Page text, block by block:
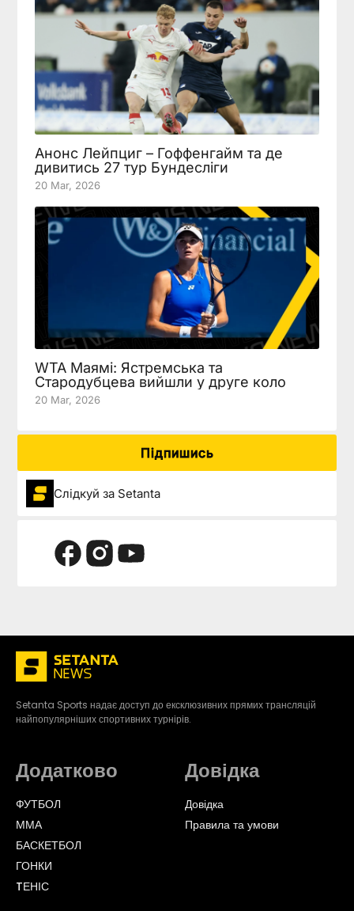
Анонс Лейпциг – Гоффенгайм та де
дивитись 27 тур Бундесліги
20 Mar, 2026
WTA Маямі: Ястремська та
Стародубцева вийшли у друге коло
20 Mar, 2026
Підпишись
Слідкуй за Setanta
Setanta Sports надає доступ до ексклюзивних прямих трансляцій
найпопулярніших спортивних турнірів.
Додатково
ФУТБОЛ
ММА
БАСКЕТБОЛ
ГОНКИ
TЕНІС
Довідка
Довідка
Правила та умови